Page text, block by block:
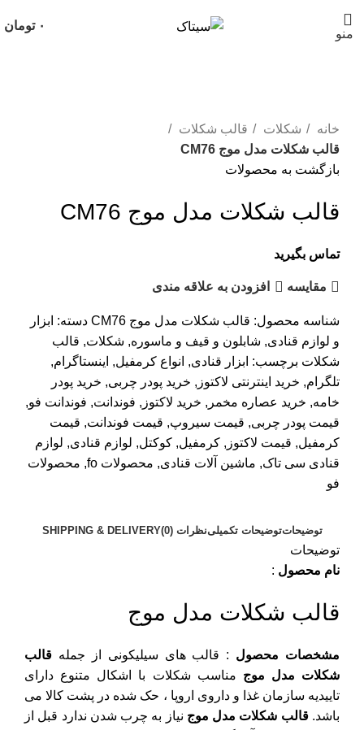
منو
۰ تومان
خانه
شکلات
قالب شکلات
قالب شکلات مدل موج CM76
بازگشت به محصولات
قالب شکلات مدل موج CM76
تماس بگیرید
مقايسه افزودن به علاقه مندی
شناسه محصول: قالب شکلات مدل موج CM76 دسته: ابزار
و لوازم قنادی, شابلون و قیف و ماسوره, شکلات, قالب
شکلات برچسب: ابزار قنادی, انواع کرمفیل, اینستاگرام,
تلگرام, خرید اینترنتی لاکتوز , خرید پودر چربی, خرید پودر
خامه, خرید عصاره مخمر , خرید لاکتوز , فوندانت, فوندانت فو,
قیمت پودر چربی, قیمت سیروپ, قیمت فوندانت, قیمت
کرمفیل, قیمت لاکتوز , کرمفیل, کوکتل, لوازم قنادی, لوازم
قنادی سی تاک, ماشین آلات قنادی, محصولات fo , محصولات
فو
توضیحاتتوضیحات تکمیلینظرات (0) SHIPPING & DELIVERY
توضیحات
نام محصول :
قالب شکلات مدل موج
مشخصات محصول : قالب های سیلیکونی از جمله قالب
شکلات مدل موج مناسب شکلات با اشکال متنوع دارای
تاییدیه سازمان غذا و داروی اروپا ، حک شده در پشت کالا می
باشد.قالب شکلات مدل موج نیاز به چرب شدن ندارد قبل از